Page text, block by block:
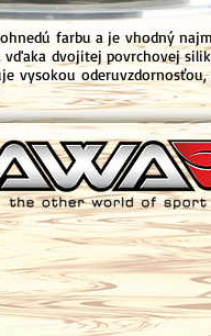
farbu a je vhodný
dvojitej povrchovej
vysokou